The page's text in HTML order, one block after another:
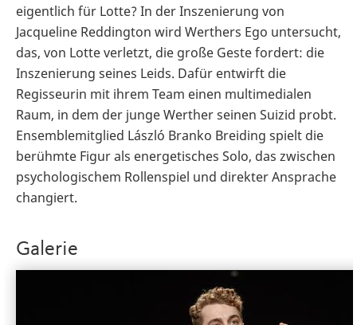
eigentlich für Lotte? In der Inszenierung von
Jacqueline Reddington wird Werthers Ego untersucht,
das, von Lotte verletzt, die große Geste fordert: die
Inszenierung seines Leids. Dafür entwirft die
Regisseurin mit ihrem Team einen multimedialen
Raum, in dem der junge Werther seinen Suizid probt.
Ensemblemitglied László Branko Breiding spielt die
berühmte Figur als energetisches Solo, das zwischen
psychologischem Rollenspiel und direkter Ansprache
changiert.
Galerie